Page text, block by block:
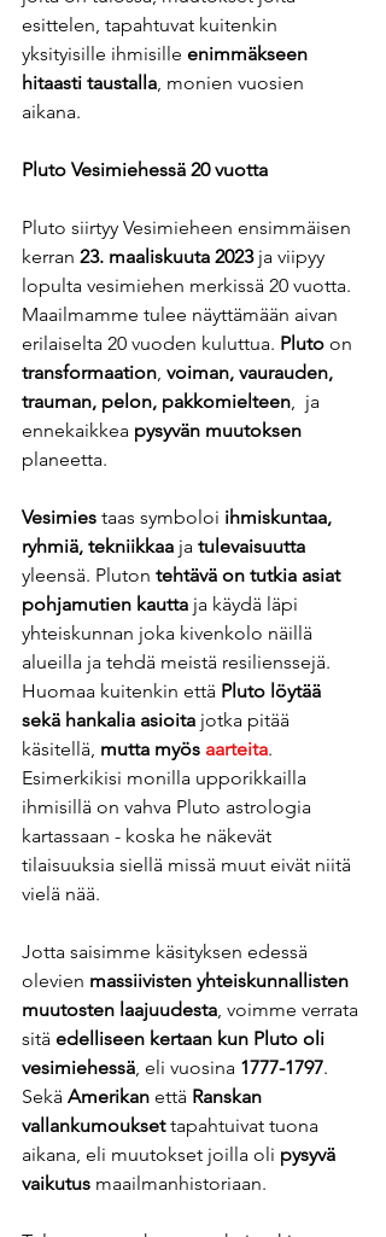
esittelen, tapahtuvat kuitenkin
yksityisille ihmisille enimmäkseen
hitaasti taustalla, monien vuosien
aikana.
Pluto Vesimiehessä 20 vuotta
Pluto siirtyy Vesimieheen ensimmäisen
kerran 23. maaliskuuta 2023 ja viipyy
lopulta vesimiehen merkissä 20 vuotta.
Maailmamme tulee näyttämään aivan
erilaiselta 20 vuoden kuluttua. Pluto on
transformaation, voiman, vaurauden,
trauman, pelon, pakkomielteen, ja
ennekaikkea pysyvän muutoksen
planeetta.
Vesimies taas symboloi ihmiskuntaa,
ryhmiä, tekniikkaa ja tulevaisuutta
yleensä. Pluton tehtävä on tutkia asiat
pohjamutien kautta ja käydä läpi
yhteiskunnan joka kivenkolo näillä
alueilla ja tehdä meistä resilienssejä.
Huomaa kuitenkin että Pluto löytää
sekä hankalia asioita jotka pitää
käsitellä, mutta myös aarteita.
Esimerkikisi monilla upporikkailla
ihmisillä on vahva Pluto astrologia
kartassaan - koska he näkevät
tilaisuuksia siellä missä muut eivät niitä
vielä nää.
Jotta saisimme käsityksen edessä
olevien massiivisten yhteiskunnallisten
muutosten laajuudesta, voimme verrata
sitä edelliseen kertaan kun Pluto oli
vesimiehessä, eli vuosina 1777-1797.
Sekä Amerikan että Ranskan
vallankumoukset tapahtuivat tuona
aikana, eli muutokset joilla oli pysyvä
vaikutus maailmanhistoriaan.